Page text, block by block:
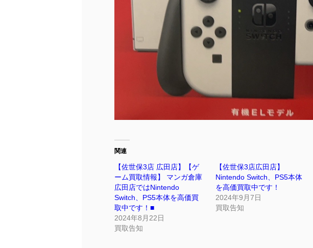
関連
【佐世保3店 広田店】【ゲ
ーム買取情報】 マンガ倉庫
広田店ではNintendo
Switch、PS5本体を高価買
取中です！■
2024年8月22日
買取告知
【佐世保3店広田店】
Nintendo Switch、PS5本体
を高価買取中です！
2024年9月7日
買取告知